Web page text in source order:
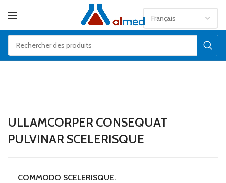
ULLAMCORPER CONSEQUAT
PULVINAR SCELERISQUE
COMMODO SCELERISQUE.